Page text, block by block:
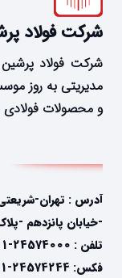
شرکت فولاد
شرکت فولاد
مدیریتی به روز
و محصولات
آدرس : تهران-شریعتی
-خیابان پانزدهم -پلاک
تلفن : 24574000-021
فکس: 24574244-021